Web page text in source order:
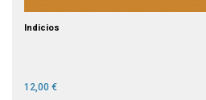
Indicios
12,00 €